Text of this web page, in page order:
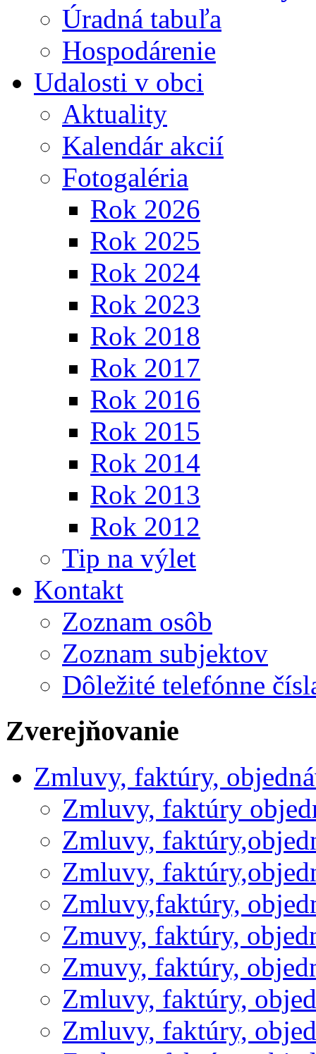
Úradná tabuľa
Hospodárenie
Udalosti v obci
Aktuality
Kalendár akcií
Fotogaléria
Rok 2026
Rok 2025
Rok 2024
Rok 2023
Rok 2018
Rok 2017
Rok 2016
Rok 2015
Rok 2014
Rok 2013
Rok 2012
Tip na výlet
Kontakt
Zoznam osôb
Zoznam subjektov
Dôležité telefónne
Zverejňovanie
Zmluvy, faktúry,
Zmluvy, faktúry
Zmluvy,
Zmluvy,
Zmluvy,faktúry,
Zmuvy, faktúry,
Zmuvy, faktúry,
Zmluvy, faktúry,
Zmluvy, faktúry,